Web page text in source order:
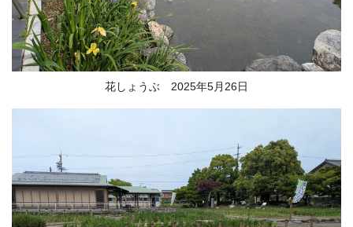
花しょうぶ 2025年5月26日